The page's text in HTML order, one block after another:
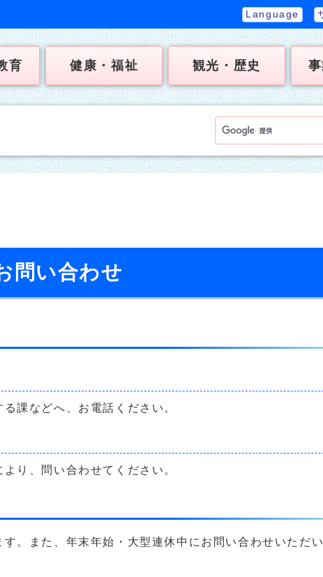
Language
育 健康・福祉 観光・歴史
問い合わせ
課などへ、お電話ください。
り、問い合わせてください。
。また、年末年始・大型連休中にお問い合わせいただ